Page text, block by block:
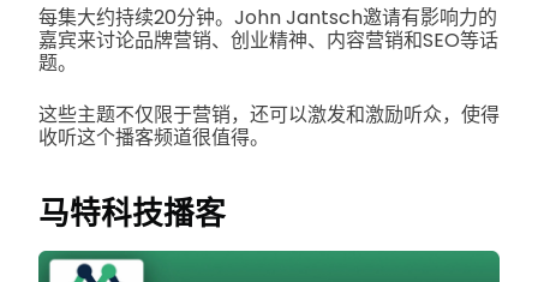
每集大约持续20分钟。John Jantsch邀请有影响力的
嘉宾来讨论品牌营销、创业精神、内容营销和SEO等话
题。
这些主题不仅限于营销，还可以激发和激励听众，使得
收听这个播客频道很值得。
马特科技播客